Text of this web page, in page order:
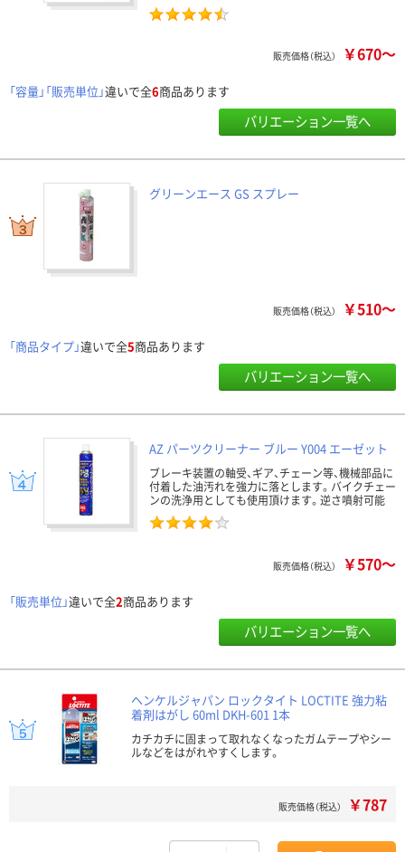
販売価格（税込） ￥670～
「容量」「販売単位」違いで全6商品あります
バリエーション一覧へ
グリーンエース GS スプレー
販売価格（税込） ￥510～
「商品タイプ」違いで全5商品あります
バリエーション一覧へ
AZ パーツクリーナー ブルー Y004 エーゼット
ブレーキ装置の軸受、ギア、チェーン等、機械部品に
付着した油汚れを強力に落とします。バイクチェー
ンの洗浄用としても使用頂けます。逆さ噴射可能
販売価格（税込） ￥570～
「販売単位」違いで全2商品あります
バリエーション一覧へ
ヘンケルジャパン ロックタイト LOCTITE 強力粘
着剤はがし 60ml DKH-601 1本
カチカチに固まって取れなくなったガムテープやシー
ルなどをはがれやすくします。
販売価格（税込） ￥787